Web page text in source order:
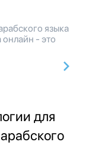
языка
онлайн - это
для